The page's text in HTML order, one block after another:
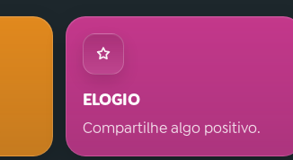
ELOGIO
Compartilhe algo positivo.